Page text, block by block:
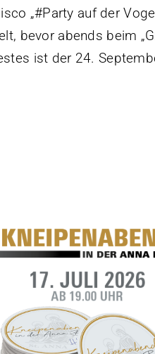
„#Party auf der
bevor abends beim
ist der 24.